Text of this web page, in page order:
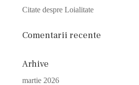
Citate despre Loialitate
Comentarii recente
Arhive
martie 2026